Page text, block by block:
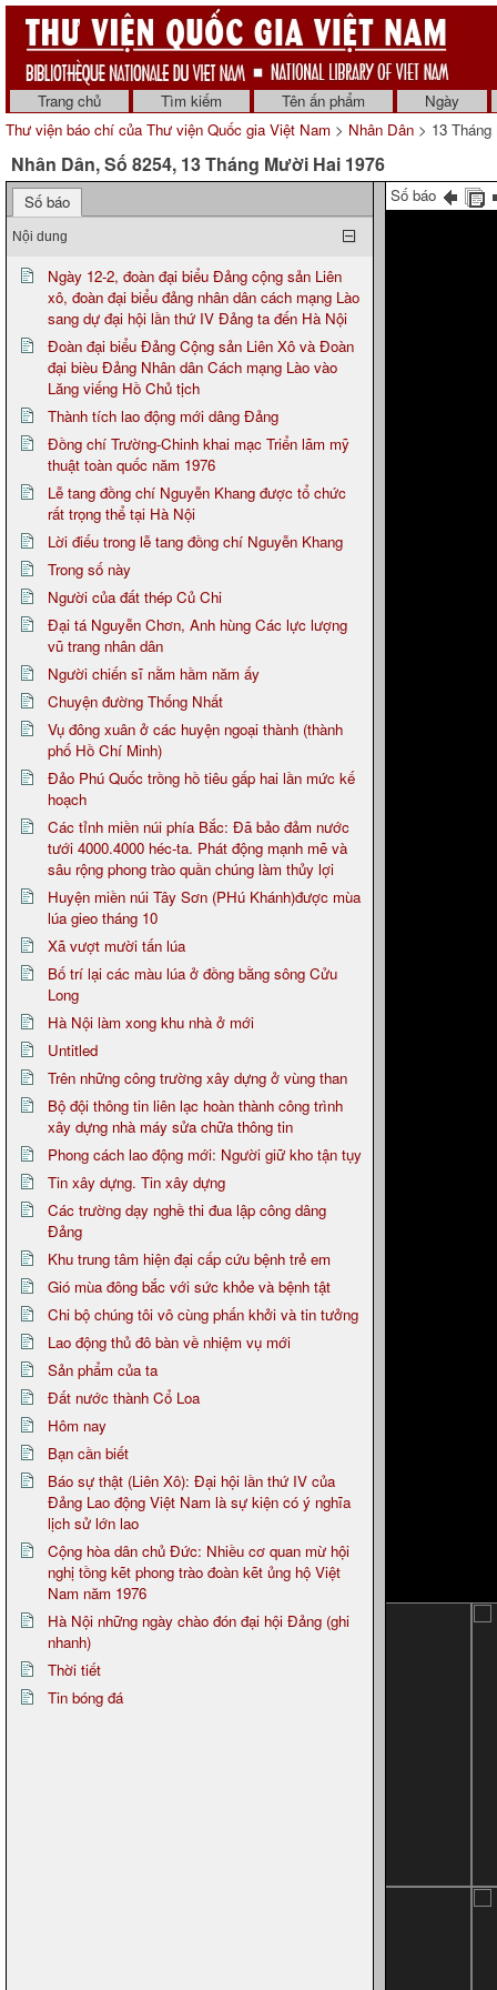
Trang chủ Tìm kiếm Tên ấn phẩm
Ngày
Thư viện báo chí của Thư viện Quốc gia Việt Nam > Nhân Dân > 13
Nhân Dân, Số 8254, 13 Tháng Mười Hai 1976
Số báo
Nội dung
Ngày 12-2, đoàn đại biểu Đảng cộng sản Liên
xô, đoàn đại biểu đảng nhân dân cách mạng Lào
sang dự đại hội lần thứ IV Đảng ta đến Hà Nội
Đoàn đại biểu Đảng Cộng sản Liên Xô và Đoàn
đại bièu Đảng Nhân dân Cách mạng Lào vào
Lăng viếng Hồ Chủ tịch
Thành tích lao động mới dâng Đảng
Đồng chí Trường-Chinh khai mạc Triển lãm mỹ
thuật toàn quốc năm 1976
Lễ tang đồng chí Nguyễn Khang được tổ chức
rất trọng thể tại Hà Nội
Lời điếu trong lễ tang đồng chí Nguyễn Khang
Trong số này
Người của đất thép Củ Chi
Đại tá Nguyễn Chơn, Anh hùng Các lực lượng
vũ trang nhân dân
Người chiến sĩ nằm hầm năm ấy
Chuyện đường Thống Nhất
Vụ đông xuân ở các huyện ngoại thành (thành
phố Hồ Chí Minh)
Đảo Phú Quốc trồng hồ tiêu gấp hai lần mức kế
hoạch
Các tỉnh miền núi phía Bắc: Đã bảo đảm nước
tưới 4000.4000 héc-ta. Phát động mạnh mẽ và
sâu rộng phong trào quần chúng làm thủy lợi
Huyện miền núi Tây Sơn (PHú Khánh)được mùa
lúa gieo tháng 10
Xã vượt mười tấn lúa
Bố trí lại các màu lúa ở đồng bằng sông Cửu
Long
Hà Nội làm xong khu nhà ở mới
Untitled
Trên những công trường xây dựng ở vùng than
Bộ đội thông tin liên lạc hoàn thành công trình
xây dựng nhà máy sửa chữa thông tin
Phong cách lao động mới: Người giữ kho tận tụy
Tin xây dựng. Tin xây dựng
Các trường dạy nghề thi đua lập công dâng
Đảng
Khu trung tâm hiện đại cấp cứu bệnh trẻ em
Gió mùa đông bắc với sức khỏe và bệnh tật
Chi bộ chúng tôi vô cùng phấn khởi và tin tưởng
Lao động thủ đô bàn về nhiệm vụ mới
Sản phẩm của ta
Đất nước thành Cổ Loa
Hôm nay
Bạn cần biết
Báo sự thật (Liên Xô): Đại hội lần thứ IV của
Đảng Lao động Việt Nam là sự kiện có ý nghĩa
lịch sử lớn lao
Cộng hòa dân chủ Đức: Nhiều cơ quan mừ hội
nghị tồng kẽt phong trào đoàn kẽt ủng hộ Việt
Nam năm 1976
Hà Nội những ngày chào đón đại hội Đảng (ghi
nhanh)
Thời tiết
Tin bóng đá
Số báo